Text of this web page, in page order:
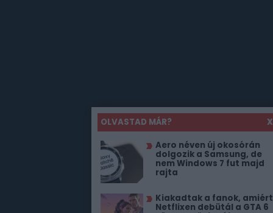
OLVASTAD MÁR?
X
Aero néven új okosórán
dolgozik a Samsung, de
nem Windows 7 fut majd
rajta
Kiakadtak a fanok, amiért
Netflixen debütál a GTA 6